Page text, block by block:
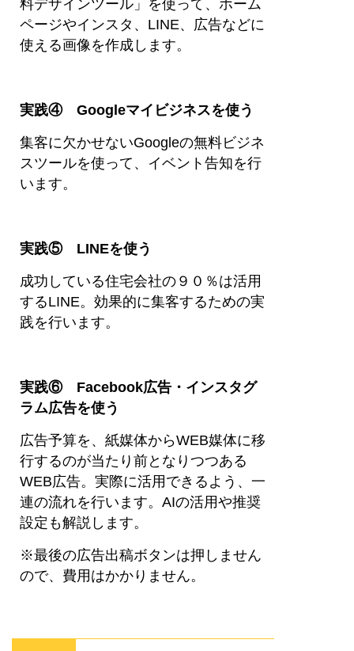
料デザインツール」を使って、ホーム
ページやインスタ、LINE、広告などに
使える画像を作成します。
実践④ Googleマイビジネスを使う
集客に欠かせないGoogleの無料ビジネ
スツールを使って、イベント告知を行
います。
実践⑤ LINEを使う
成功している住宅会社の９０％は活用
するLINE。効果的に集客するための実
践を行います。
実践⑥ Facebook広告・インスタグ
ラム広告を使う
広告予算を、紙媒体からWEB媒体に移
行するのが当たり前となりつつある
WEB広告。実際に活用できるよう、一
連の流れを行います。AIの活用や推奨
設定も解説します。
※最後の広告出稿ボタンは押しません
ので、費用はかかりません。